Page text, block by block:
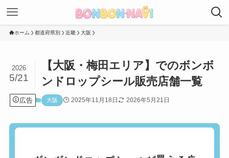
ホーム 都道府県別 近畿 大阪
【大阪・梅田エリア】でのボンボ
ンドロップシール販売店舗一覧
2026
5/21
広告 大阪 2025年11月18日 2026年5月21日